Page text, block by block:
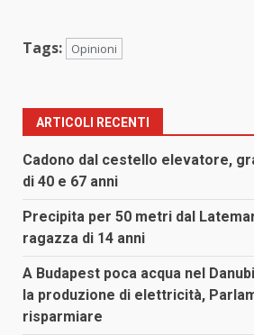
Tags: Opinioni
ARTICOLI RECENTI
Cadono dal cestello elevatore,
di 40 e 67 anni
Precipita per 50 metri dal
ragazza di 14 anni
A Budapest poca acqua nel
la produzione di elettricità,
risparmiare